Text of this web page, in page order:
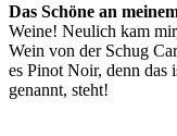
Das Schöne an
Weine! Neulich kam
Wein von der Schug
es Pinot Noir, denn das
genannt, steht!